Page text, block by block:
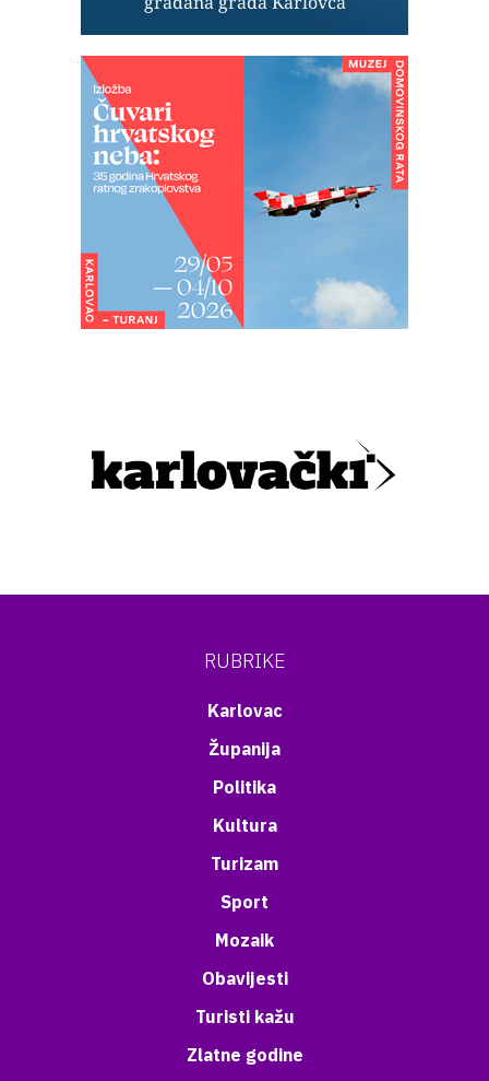
RUBRIKE
Karlovac
Županija
Politika
Kultura
Turizam
Sport
Mozaik
Obavijesti
Turisti kažu
Zlatne godine